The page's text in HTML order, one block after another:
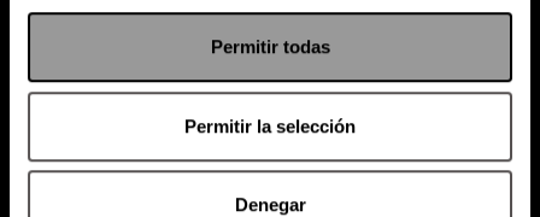
Permitir todas
Permitir la selección
Denegar
PODCAST RADIO MARTHA EVENTOS
SACA TU ID